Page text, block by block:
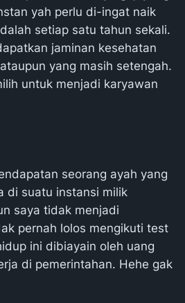
yah perlu di-ingat naik
setiap satu tahun sekali.
jaminan kesehatan
yang masih setengah.
untuk menjadi karyawan
seorang ayah yang
di suatu instansi milik
saya tidak menjadi
pernah lolos mengikuti test
ini dibiayain oleh uang
di pemerintahan. Hehe gak